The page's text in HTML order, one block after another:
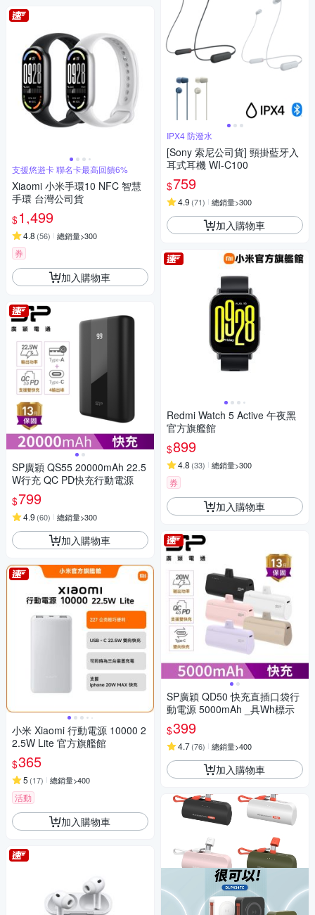
支援悠遊卡 聯名卡最高回饋6%
Xiaomi 小米手環10 NFC 智慧
手環 台灣公司貨
$1,499
4.8 (56) 總銷量>300
券
加入購物車
SP廣穎 QS55 20000mAh 22.5
W行充 QC PD快充行動電源
$799
4.9 (60) 總銷量>300
加入購物車
小米 Xiaomi 行動電源 10000 2
2.5W Lite 官方旗艦館
$365
5 (17) 總銷量>400
活動
加入購物車
IPX4 防潑水
[Sony 索尼公司貨] 頸掛藍牙入
耳式耳機 WI-C100
$759
4.9 (71) 總銷量>300
加入購物車
Redmi Watch 5 Active 午夜黑
官方旗艦館
$899
4.8 (33) 總銷量>300
券
加入購物車
SP廣穎 QD50 快充直插口袋行
動電源 5000mAh _具Wh標示
$399
4.7(76) 總銷量>400
加入購物車